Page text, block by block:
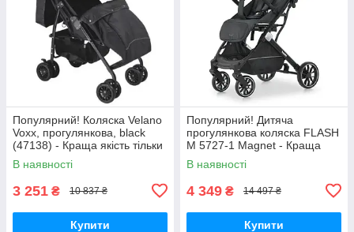
Популярний! Коляска Velano
Voxx, прогулянкова, black
(47138) - Краща якість тільки
на Nukleon.com.ua
В наявності
3 251 ₴ 10 837 ₴
Купити
Популярний! Дитяча
прогулянкова коляска FLASH
M 5727-1 Magnet - Краща
якість тільки на
Nukleon.com.ua
В наявності
4 349 ₴ 14 497 ₴
Купити